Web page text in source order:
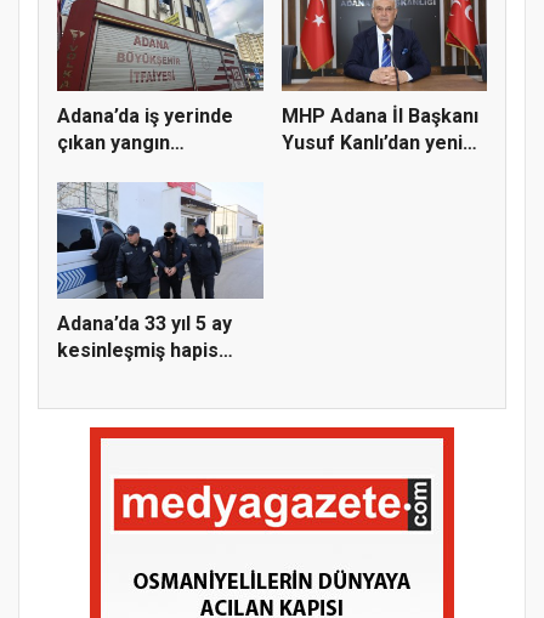
Adana’da iş yerinde
çıkan yangın
MHP Adana İl Başkanı
Yusuf Kanlı’dan yeni
Adana’da 33 yıl 5 ay
kesinleşmiş hapis